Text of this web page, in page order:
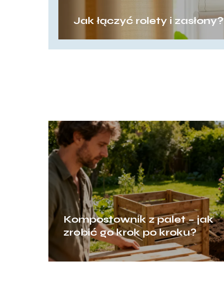
Jak łączyć rolety i zasłony?
Kompostownik z palet – jak
zrobić go krok po kroku?